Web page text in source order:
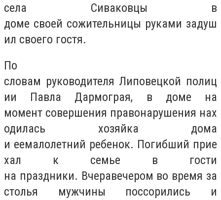
села Сиваковцы в
доме своей сожительницы руками задуш
ил своего гостя.
По
словам руководителя Липовецкой полиц
ии Павла Дармограя, в доме на
момент совершения правонарушения нах
одилась хозяйка дома
и еемалолетний ребенок. Погибший прие
хал к семье в гости
на праздники. Вчеравечером во время за
столья мужчины поссорились и